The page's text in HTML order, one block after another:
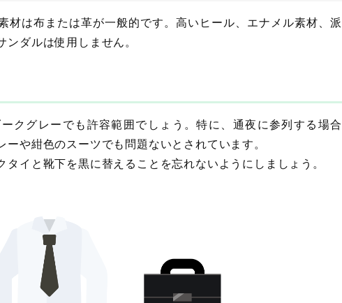
材は布または革が一般的です。高いヒール、エナメル素材、派
ダルは使用しません。
クグレーでも許容範囲でしょう。特に、通夜に参列する場合
や紺色のスーツでも問題ないとされています。
イと靴下を黒に替えることを忘れないようにしましょう。